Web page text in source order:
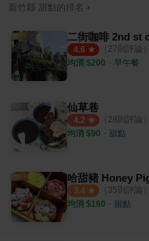
新竹縣 甜點的排名 ›
二街咖啡 2nd st
4.6 （ 27則評論）
均消 $200 ・ 早午餐
仙草巷
4.2 （ 28則評論）
均消 $90 ・ 甜點
哈甜豬 Honey
3.4 （ 35則評論）
均消 $160 ・ 甜點